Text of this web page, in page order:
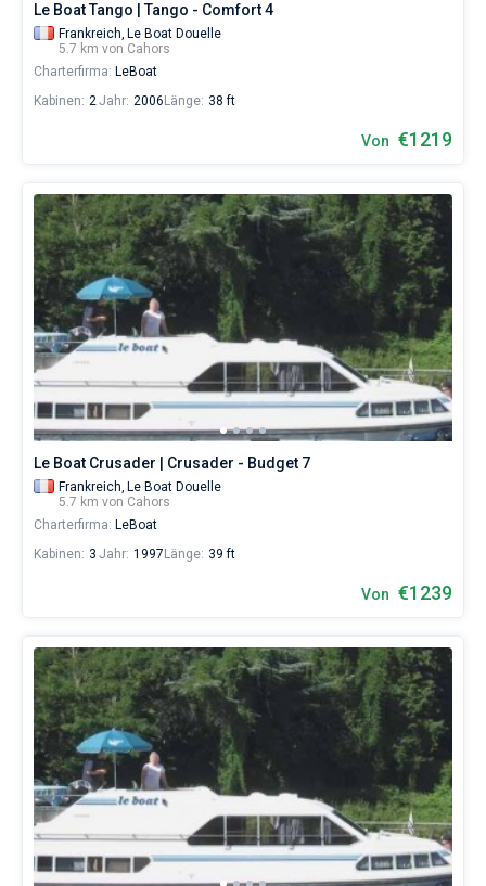
Le Boat Tango | Tango - Comfort 4
Frankreich, Le Boat Douelle
5.7 km von Cahors
Charterfirma: LeBoat
Kabinen: 2Jahr: 2006 Länge: 38 ft
Von €1219
Le Boat Crusader | Crusader - Budget 7
Frankreich, Le Boat Douelle
5.7 km von Cahors
Charterfirma: LeBoat
Kabinen: 3 Jahr: 1997 Länge: 39 ft
Von €1239